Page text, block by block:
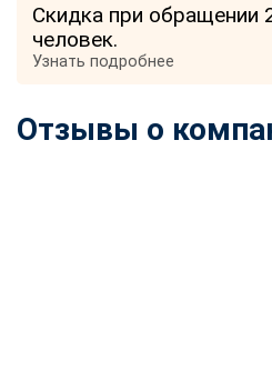
Скидка при обращении
человек.
Узнать подробнее
Отзывы о